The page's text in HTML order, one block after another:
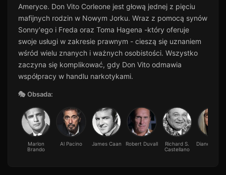
Ameryce. Don Vito Corleone jest głową jednej z pięciu
mafijnych rodzin w Nowym Jorku. Wraz z pomocą synów
Sonny'ego i Freda oraz Toma Hagena -który oferuje
swoje usługi w zakresie prawnym - cieszą się uznaniem
wśród wielu znanych i ważnych osobistości. Wszystko
zaczyna się komplikować, gdy Don Vito odmawia
współpracy w handlu narkotykami.
🎭 Obsada:
Marlon
Brando
Al Pacino James Caan Robert Duvall
Richard S.
Castellano
Diane